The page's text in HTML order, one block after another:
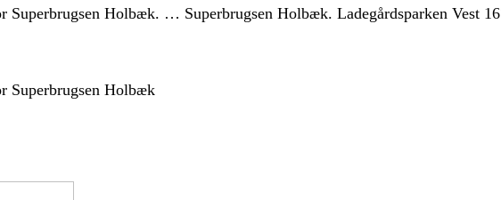
Holbæk. … Superbrugsen Holbæk. Ladegårdsparken Vest
Superbrugsen Holbæk